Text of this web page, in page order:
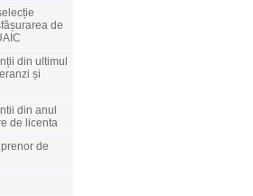
de
din ultimul
și
din anul
de licenta
de